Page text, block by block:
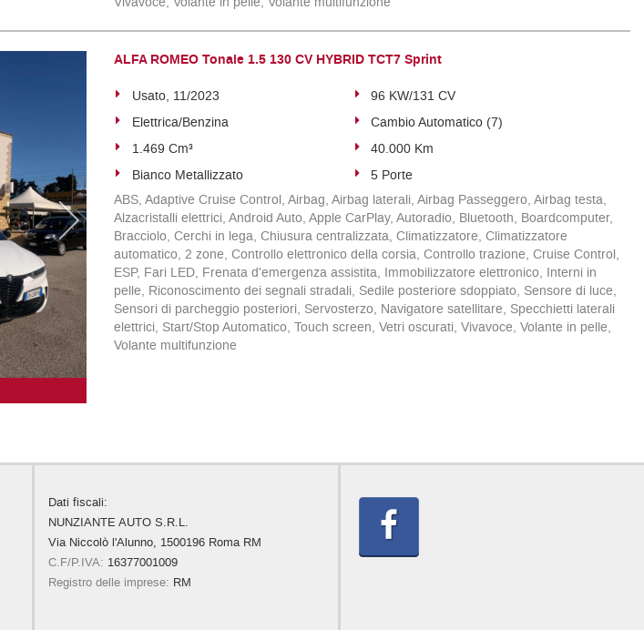
ALFA ROMEO Tonale 1.5 130 CV HYBRID TCT7 Sprint
Usato, 11/2023
96 KW/131 CV
Elettrica/Benzina
Cambio Automatico (7)
1.469 Cm³
40.000 Km
Bianco Metallizzato
5 Porte
ABS, Adaptive Cruise Control, Airbag, Airbag laterali, Airbag Passeggero, Airbag testa,
Alzacristalli elettrici, Android Auto, Apple CarPlay, Autoradio, Bluetooth, Boardcomputer,
Bracciolo, Cerchi in lega, Chiusura centralizzata, Climatizzatore, Climatizzatore
automatico, 2 zone, Controllo elettronico della corsia, Controllo trazione, Cruise Control,
ESP, Fari LED, Frenata d'emergenza assistita, Immobilizzatore elettronico, Interni in
pelle, Riconoscimento dei segnali stradali, Sedile posteriore sdoppiato, Sensore di luce,
Sensori di parcheggio posteriori, Servosterzo, Navigatore satellitare, Specchietti laterali
elettrici, Start/Stop Automatico, Touch screen, Vetri oscurati, Vivavoce, Volante in pelle,
Volante multifunzione
Dati fiscali:
NUNZIANTE AUTO S.R.L.
Via Niccolò l'Alunno, 1500196 Roma RM
C.F/P.IVA: 16377001009
Registro delle imprese: RM